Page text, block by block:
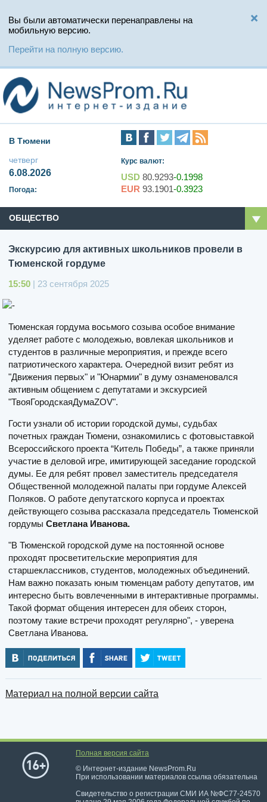
Вы были автоматически перенаправлены на
мобильную версию.
Перейти на полную версию.
В Тюмени
четверг
6.08.2026
Погода:
Курс валют:
USD 80.9293-0.1998
EUR 93.1901-0.3923
ОБЩЕСТВО
Экскурсию для активных школьников провели в
Тюменской гордуме
15:50 | 23 сентября 2025
Тюменская гордума восьмого созыва особое внимание
уделяет работе с молодежью, вовлекая школьников и
студентов в различные мероприятия, и прежде всего
патриотического характера. Очередной визит ребят из
"Движения первых" и "Юнармии" в думу ознаменовался
активным общением с депутатами и экскурсией
"ТвояГородскаяДумаZOV".
Гости узнали об истории городской думы, судьбах
почетных граждан Тюмени, ознакомились с фотовыставкой
Всероссийского проекта “Китель Победы”, а также приняли
участие в деловой игре, имитирующей заседание городской
думы. Ее для ребят провел заместитель председателя
Общественной молодежной палаты при гордуме Алексей
Поляков. О работе депутатского корпуса и проектах
действующего созыва рассказала председатель Тюменской
гордумы Светлана Иванова.
"В Тюменской городской думе на постоянной основе
проходят просветительские мероприятия для
старшеклассников, студентов, молодежных объединений.
Нам важно показать юным тюменцам работу депутатов, им
интересно быть вовлеченными в интерактивные программы.
Такой формат общения интересен для обеих сторон,
поэтому такие встречи проходят регулярно", - уверена
Светлана Иванова.
Материал на полной версии сайта
Полная версия сайта
© Интернет-издание NewsProm.Ru
При использовании материалов ссылка обязательна
Свидетельство о регистрации СМИ ИА №ФС77-24570